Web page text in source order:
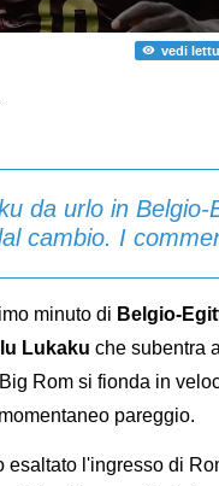
vedi
da urlo in
cambio. I
minuto di Belgio-
Lukaku che subentra
Rom si fionda in
pareggio.
esaltato l'ingresso di